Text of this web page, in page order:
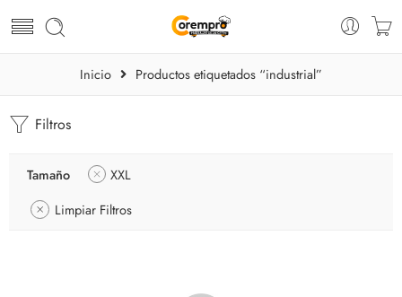
Inicio Productos etiquetados “industrial”
Filtros
Tamaño
XXL
Limpiar Filtros